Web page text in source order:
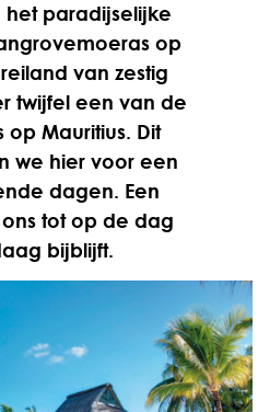
het paradijselijke
op
van zestig
twijfel een van de
op Mauritius. Dit
we hier voor een
dagen. Een
tot op de dag
bijblijft.